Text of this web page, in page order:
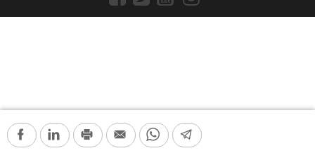
FacebookLinkedInPrint Email WhatsAppTelegram